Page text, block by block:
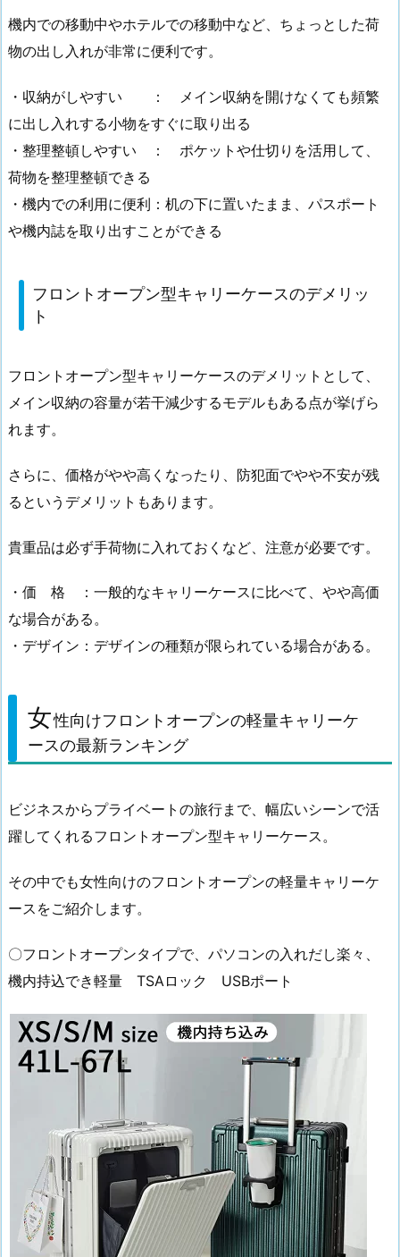
機内での移動中やホテルでの移動中など、ちょっとした荷
物の出し入れが非常に便利です。
・収納がしやすい ： メイン収納を開けなくても頻繁
に出し入れする小物をすぐに取り出る
・整理整頓しやすい ： ポケットや仕切りを活用して、
荷物を整理整頓できる
・機内での利用に便利：机の下に置いたまま、パスポート
や機内誌を取り出すことができる
フロントオープン型キャリーケースのデメリッ
ト
フロントオープン型キャリーケースのデメリットとして、
メイン収納の容量が若干減少するモデルもある点が挙げら
れます。
さらに、価格がやや高くなったり、防犯面でやや不安が残
るというデメリットもあります。
貴重品は必ず手荷物に入れておくなど、注意が必要です。
・価 格 ：一般的なキャリーケースに比べて、やや高価
な場合がある。
・デザイン：デザインの種類が限られている場合がある。
女性向けフロントオープンの軽量キャリーケ
ースの最新ランキング
ビジネスからプライベートの旅行まで、幅広いシーンで活
躍してくれるフロントオープン型キャリーケース。
その中でも女性向けのフロントオープンの軽量キャリーケ
ースをご紹介します。
〇フロントオープンタイプで、パソコンの入れだし楽々、
機内持込でき軽量 TSAロック USBポート